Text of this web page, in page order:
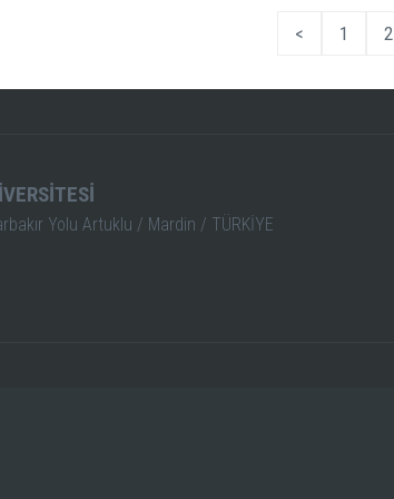
< 1 2
Yolu Artuklu / Mardin / TÜRKİYE